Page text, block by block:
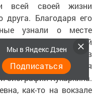
всей своей жизни
Благодаря его
узнали о месте
Кох в Северной
встретились в
была не единственная
биографии Кукаркина.
как-то на вокзале
Мы в Яндекс Дзен
Подписаться